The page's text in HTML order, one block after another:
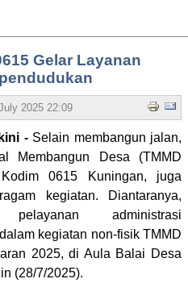
Gelar Layanan
2025 22:09 Written by Admin
-Selain membangun jalan,
Membangun Desa (TMMD
0615 Kuningan, juga
kegiatan. Diantaranya,
pelayanan administrasi
kegiatan non-fisik TMMD
2025, di Aula Balai Desa
(28/7/2025).